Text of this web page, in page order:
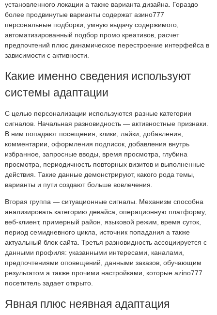
установленного локации а также варианта дизайна. Гораздо
более продвинутые варианты содержат азино777
персональные подборки, умную выдачу содержимого,
автоматизированный подбор промо креативов, расчет
предпочтений плюс динамическое перестроение интерфейса в
зависимости с активности.
Какие именно сведения используют
системы адаптации
С целью персонализации используются разные категории
сигналов. Начальная разновидность — активностные признаки.
В ним попадают посещения, клики, лайки, добавления,
комментарии, оформления подписок, добавления внутрь
избранное, запросные вводы, время просмотра, глубина
просмотра, периодичность повторных визитов и выполненные
действия. Такие данные демонстрируют, какого рода темы,
варианты и пути создают больше вовлечения.
Вторая группа — ситуационные сигналы. Механизм способна
анализировать категорию девайса, операционную платформу,
веб-клиент, примерный район, языковой режим, время суток,
период семидневного цикла, источник попадания а также
актуальный блок сайта. Третья разновидность ассоциируется с
данными профиля: указанными интересами, каналами,
предпочтениями оповещений, данными заказов, обучающим
результатом а также прочими настройками, которые azino777
посетитель задает открыто.
Явная плюс неявная адаптация